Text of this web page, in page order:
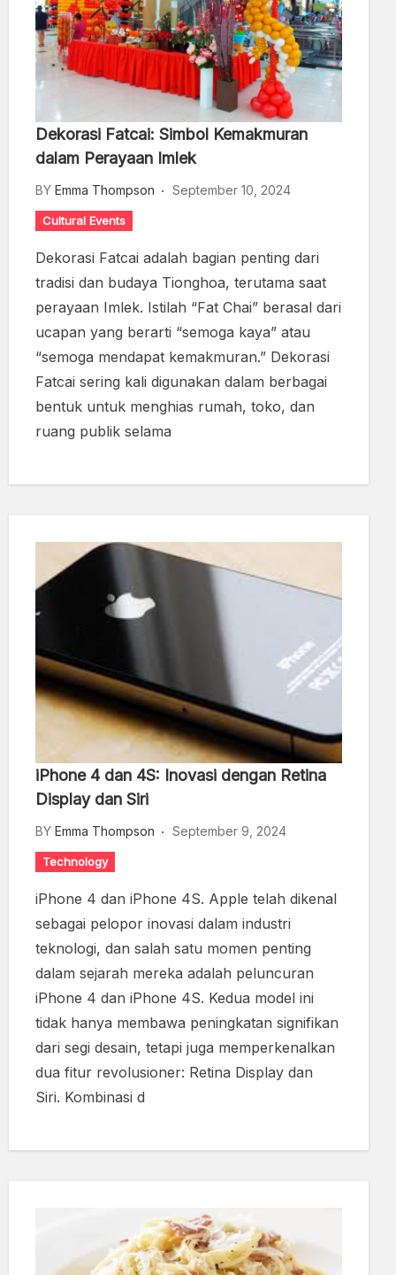
Dekorasi Fatcai: Simbol Kemakmuran
dalam Perayaan Imlek
BY Emma Thompson September 10, 2024
Cultural Events
Dekorasi Fatcai adalah bagian penting dari
tradisi dan budaya Tionghoa, terutama saat
perayaan Imlek. Istilah “Fat Chai” berasal dari
ucapan yang berarti “semoga kaya” atau
“semoga mendapat kemakmuran.” Dekorasi
Fatcai sering kali digunakan dalam berbagai
bentuk untuk menghias rumah, toko, dan
ruang publik selama
iPhone 4 dan 4S: Inovasi dengan Retina
Display dan Siri
BY Emma Thompson September 9, 2024
Technology
iPhone 4 dan iPhone 4S. Apple telah dikenal
sebagai pelopor inovasi dalam industri
teknologi, dan salah satu momen penting
dalam sejarah mereka adalah peluncuran
iPhone 4 dan iPhone 4S. Kedua model ini
tidak hanya membawa peningkatan signifikan
dari segi desain, tetapi juga memperkenalkan
dua fitur revolusioner: Retina Display dan
Siri. Kombinasi d